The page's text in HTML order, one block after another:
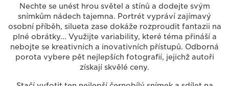
Nechte se unést hrou světel a stínů a dodejte svým
snímkům nádech tajemna. Portrét vypráví zajímavý
osobní příběh, silueta zase dokáže rozproudit fantazii na
plné obrátky... Využijte variability, které téma přináší a
nebojte se kreativních a inovativních přístupů. Odborná
porota vybere pět nejlepších fotografií, jejichž autoři
získají skvělé ceny.